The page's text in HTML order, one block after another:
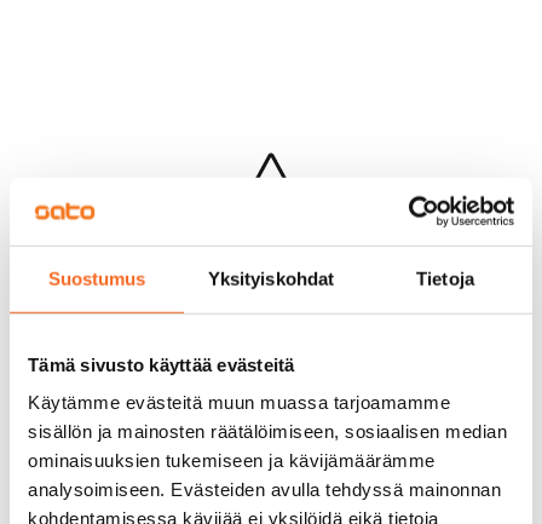
Suostumus Yksityiskohdat Tietoja
Tämä sivusto käyttää evästeitä
Käytämme evästeitä muun muassa tarjoamamme
sisällön ja mainosten räätälöimiseen, sosiaalisen median
ominaisuuksien tukemiseen ja kävijämäärämme
analysoimiseen. Evästeiden avulla tehdyssä mainonnan
kohdentamisessa kävijää ei yksilöidä eikä tietoja
Hups...
Jotakin meni pieleen sivun lataamisessa